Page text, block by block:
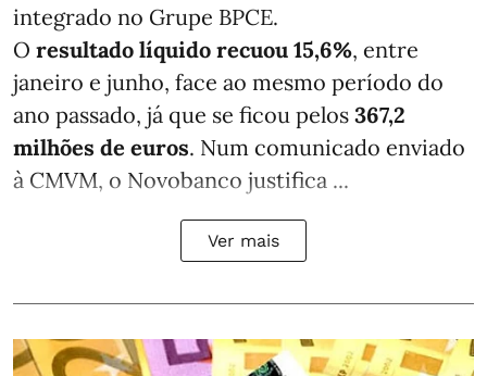
integrado no Grupe BPCE.
O resultado líquido recuou 15,6%, entre
janeiro e junho, face ao mesmo período do
ano passado, já que se ficou pelos 367,2
milhões de euros. Num comunicado enviado
à CMVM, o Novobanco justifica ...
Ver mais